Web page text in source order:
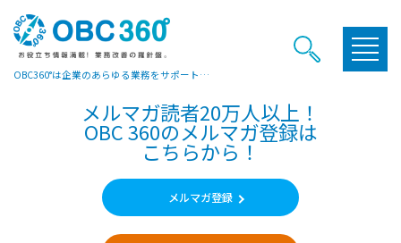
OBC360°は企業のあらゆる業務をサポートするヒントやお役立ち情報をご提供しています
メルマガ読者20万人以上！
OBC 360のメルマガ登録は
こちらから！
メルマガ登録